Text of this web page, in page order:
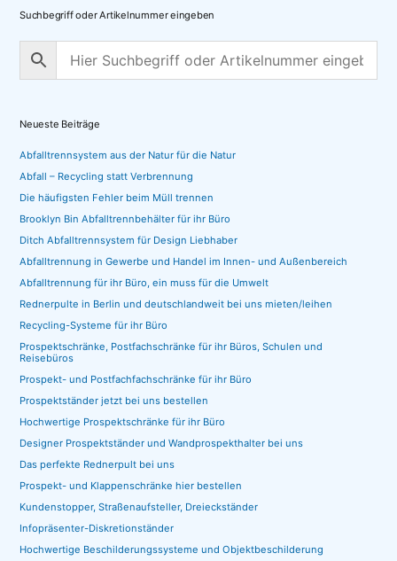
Suchbegriff oder Artikelnummer eingeben
Neueste Beiträge
Abfalltrennsystem aus der Natur für die Natur
Abfall – Recycling statt Verbrennung
Die häufigsten Fehler beim Müll trennen
Brooklyn Bin Abfalltrennbehälter für ihr Büro
Ditch Abfalltrennsystem für Design Liebhaber
Abfalltrennung in Gewerbe und Handel im Innen- und Außenbereich
Abfalltrennung für ihr Büro, ein muss für die Umwelt
Rednerpulte in Berlin und deutschlandweit bei uns mieten/leihen
Recycling-Systeme für ihr Büro
Prospektschränke, Postfachschränke für ihr Büros, Schulen und
Reisebüros
Prospekt- und Postfachfachschränke für ihr Büro
Prospektständer jetzt bei uns bestellen
Hochwertige Prospektschränke für ihr Büro
Designer Prospektständer und Wandprospekthalter bei uns
Das perfekte Rednerpult bei uns
Prospekt- und Klappenschränke hier bestellen
Kundenstopper, Straßenaufsteller, Dreieckständer
Infopräsenter-Diskretionständer
Hochwertige Beschilderungssysteme und Objektbeschilderung